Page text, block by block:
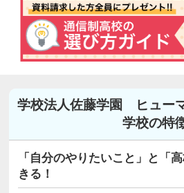
学校法人佐藤学園 ヒュー
学校の特
「自分のやりたいこと」と「
きる！